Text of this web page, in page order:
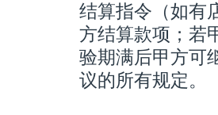
结算指令（如有
方结算款项；若
验期满后甲方可
议的所有规定。